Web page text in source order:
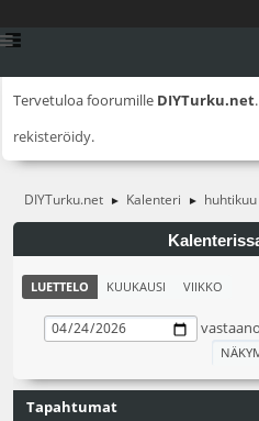
Tervetuloa foorumille DIYTurku.net
rekisteröidy.
DIYTurku.net ► Kalenteri ►
LUETTELO KUUKAUSI VIIKKO
Tapahtumat